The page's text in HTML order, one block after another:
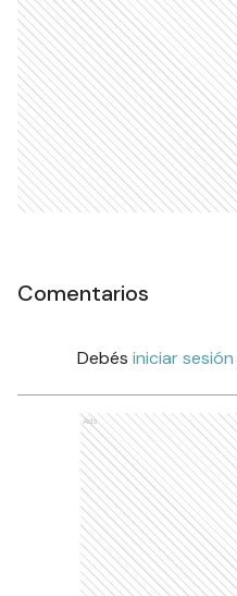
Comentarios
Debés iniciar sesión
Ads